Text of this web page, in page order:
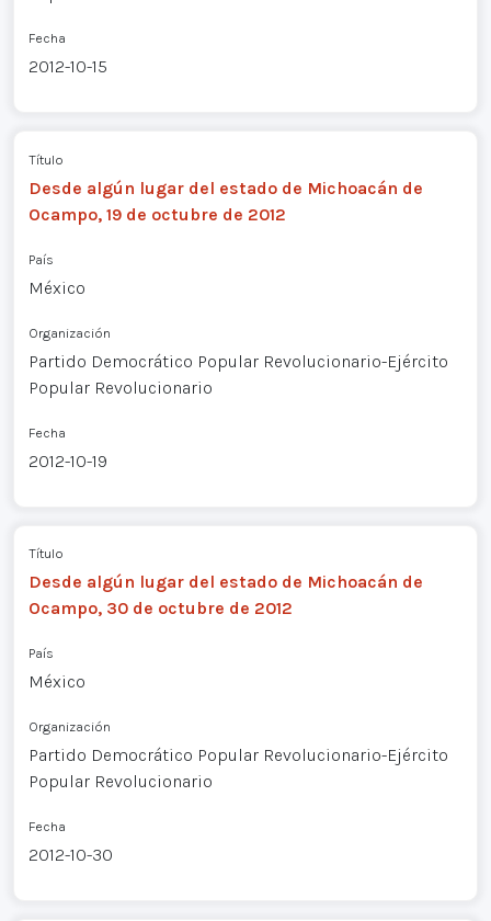
Fecha
2012-10-15
Título
Desde algún lugar del estado de Michoacán de
Ocampo, 19 de octubre de 2012
País
México
Organización
Partido Democrático Popular Revolucionario-Ejército
Popular Revolucionario
Fecha
2012-10-19
Título
Desde algún lugar del estado de Michoacán de
Ocampo, 30 de octubre de 2012
País
México
Organización
Partido Democrático Popular Revolucionario-Ejército
Popular Revolucionario
Fecha
2012-10-30